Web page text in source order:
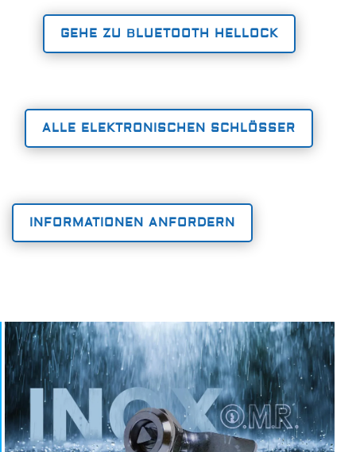
GEHE ZU BLUETOOTH HELLOCK
ALLE ELEKTRONISCHEN SCHLÖSSER
INFORMATIONEN ANFORDERN